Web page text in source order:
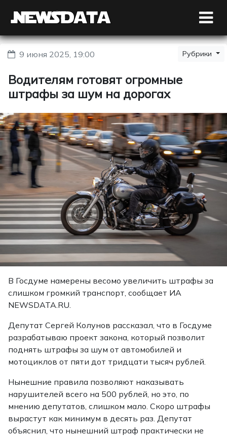
9 июня 2025, 19:00 Рубрики
Водителям готовят огромные
штрафы за шум на дорогах
В Госдуме намерены весомо увеличить штрафы за
слишком громкий транспорт, сообщает ИА
NEWSDATA.RU.
Депутат Сергей Колунов рассказал, что в Госдуме
разрабатываю проект закона, который позволит
поднять штрафы за шум от автомобилей и
мотоциклов от пяти дот тридцати тысяч рублей.
Нынешние правила позволяют наказывать
нарушителей всего на 500 рублей, но это, по
мнению депутатов, слишком мало. Скоро штрафы
вырастут как минимум в десять раз. Депутат
объяснил, что нынешний штраф практически не